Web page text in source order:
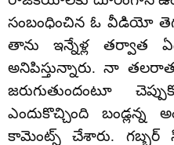
సంబంధించిన ఓ వీడియో
తాను ఇన్నేళ్ల తర్వాత ఏదో
అనిపిస్తున్నారు. నా
జరుగుతుందంటూ
ఎందుకొచ్చింది
కామెంట్స్ చేశారు.